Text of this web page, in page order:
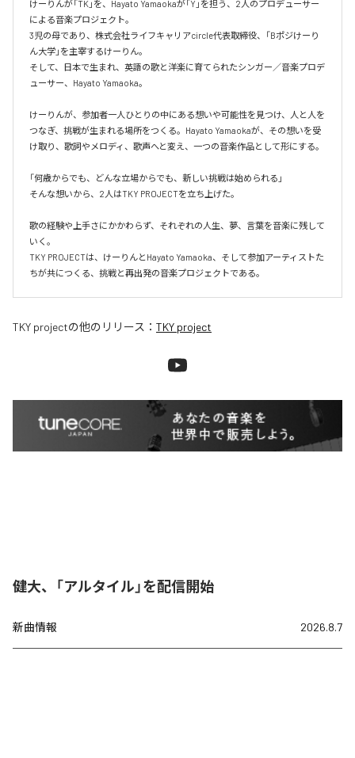
けーりんが「TK」を、Hayato Yamaokaが「Y」を担う、2人のプロデューサー
による音楽プロジェクト。
3児の母であり、株式会社ライフキャリアcircle代表取締役、「Bポジけーり
ん大学」を主宰するけーりん。
そして、日本で生まれ、英語の歌と洋楽に育てられたシンガー／音楽プロデ
ューサー、Hayato Yamaoka。
けーりんが、参加者一人ひとりの中にある想いや可能性を見つけ、人と人を
つなぎ、挑戦が生まれる場所をつくる。Hayato Yamaokaが、その想いを受
け取り、歌詞やメロディ、歌声へと変え、一つの音楽作品として形にする。
「何歳からでも、どんな立場からでも、新しい挑戦は始められる」
そんな想いから、2人はTKY PROJECTを立ち上げた。
歌の経験や上手さにかかわらず、それぞれの人生、夢、言葉を音楽に残して
いく。
TKY PROJECTは、けーりんとHayato Yamaoka、そして参加アーティストた
ちが共につくる、挑戦と再出発の音楽プロジェクトである。
TKY projectの他のリリース： TKY project
健大、「アルタイル」を配信開始
新曲情報 2026.8.7